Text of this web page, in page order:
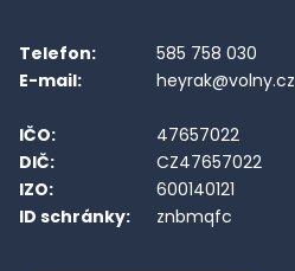
Telefon:
585 758 030
E-mail:
heyrak@volny.cz
IČO:
47657022
DIČ:
CZ47657022
IZO:
600140121
ID schránky:
znbmqfc